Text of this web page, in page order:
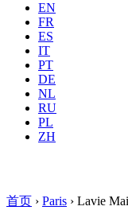
EN
FR
ES
IT
PT
DE
NL
RU
PL
ZH
地点 所有城市
首页 › Paris › Lavie